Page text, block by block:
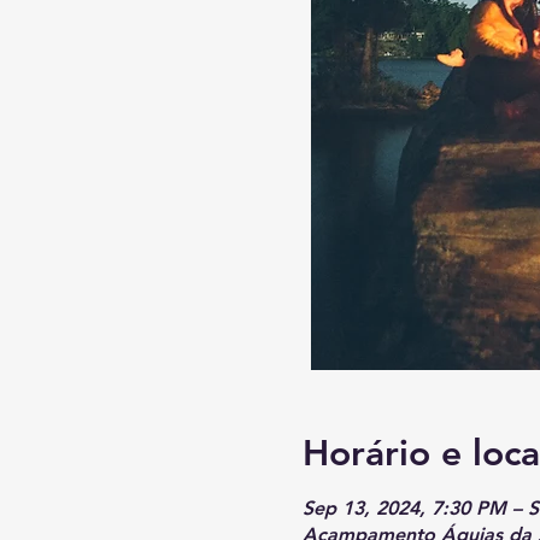
Horário e
Sep 13, 2024, 7:30 PM –
Acampamento Águias da